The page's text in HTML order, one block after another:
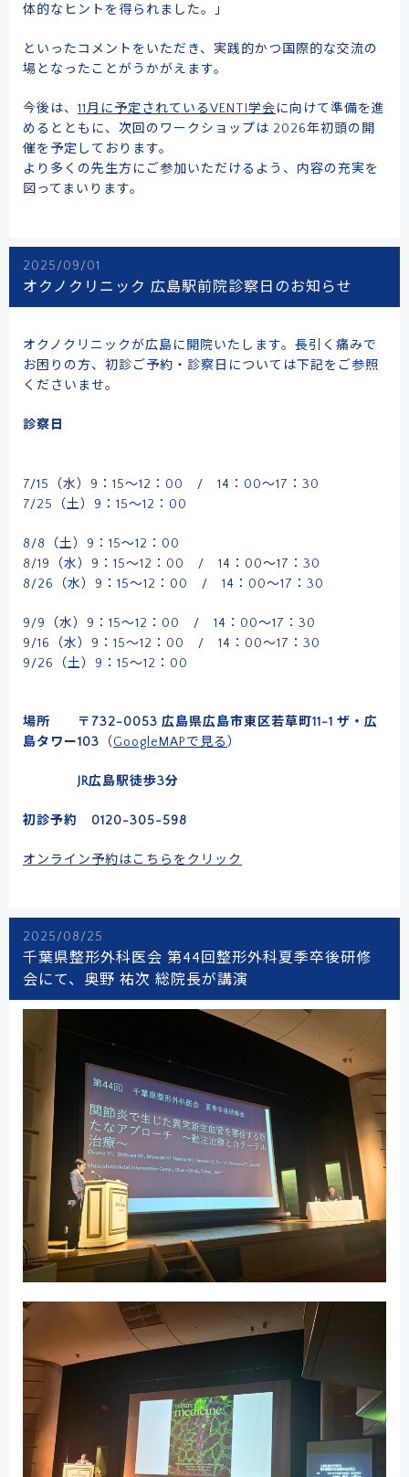
体的なヒントを得られました。」
といったコメントをいただき、実践的かつ国際的な交流の
場となったことがうかがえます。
今後は、 11月に予定されているVENTI学会に向けて準備を進
めるとともに、次回のワークショップは 2026年初頭の開
催を予定しております。
より多くの先生方にご参加いただけるよう、内容の充実を
図ってまいります。
2025/09/01
オクノクリニック 広島駅前院診察日のお知らせ
オクノクリニックが広島に開院いたします。長引く痛みで
お困りの方、初診ご予約・診察日については下記をご参照
くださいませ。
診察日
7/15（水）9：15～12：00 / 14：00～17：30
7/25（土）9：15～12：00
8/8（土）9：15～12：00
8/19（水）9：15～12：00 / 14：00～17：30
8/26（水）9：15～12：00 / 14：00～17：30
9/9（水）9：15～12：00 / 14：00～17：30
9/16（水）9：15～12：00 / 14：00～17：30
9/26（土）9：15～12：00
場所 〒732-0053 広島県広島市東区若草町11-1 ザ・広
島タワー103 （GoogleMAPで見る）
JR広島駅徒歩3分
初診予約 0120-305-598
オンライン予約はこちらをクリック
2025/08/25
千葉県整形外科医会 第44回整形外科夏季卒後研修
会にて、奥野 祐次 総院長が講演